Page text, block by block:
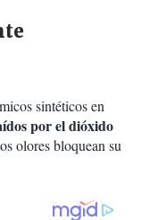
sintéticos en
por el dióxido
olores bloquean su